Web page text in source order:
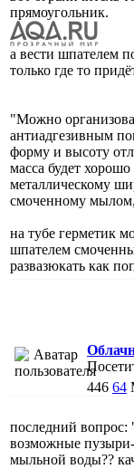
прямоугольник.
а вести шпателем
только где то
"Можно
антиадгезивным
форму и высоту
масса будет
металлическому
смоченному мылом,
на тубе герметик
шпателем
развазюкать как
446 64
последний вопрос:
возможные пузыри-
мыльной воды??